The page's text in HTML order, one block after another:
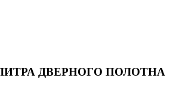
ДВЕРНОГО ПОЛОТНА